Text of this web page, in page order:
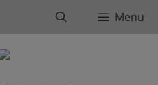
BuscarMenu